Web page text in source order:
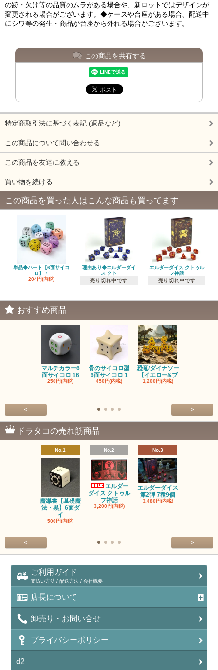
の跡・欠け等の品質のムラがある場合や、新ロットではデザインが
変更される場合がございます。◆ケースや台座がある場合、配送中
にシワ等の発生・商品が台座から外れる場合がございます。
この商品を共有する
特定商取引法に基づく表記 (返品など)
この商品について問い合わせる
この商品を友達に教える
買い物を続ける
この商品を買った人はこんな商品も買ってます
単品◆ハート【6面サイコ
ロ】・
204円(内税)
理由あり◆エルダーダイ
ス クト
売り切れ中です
エルダーダイス クトゥル
フ神話
売り切れ中です
おすすめ商品
マルチカラー6
面サイコロ 16
250円(内税)
骨のサイコロ型
6面サイコロ 1
450円(内税)
恐竜/ダイナソー
【イエロー&ブ
1,200円(内税)
< >
ドラタコの売れ筋商品
No.1
魔導書【基礎魔
法・黒】6面ダ
イ
500円(内税)
No.2
エルダー
ダイス クトゥル
フ神話
3,200円(内税)
No.3
エルダーダイス
第2弾 7種9個
3,480円(内税)
< >
ご利用ガイド
支払い方法 / 配送方法 / 会社概要
店長について
卸売り・お問い合せ
プライバシーポリシー
d2